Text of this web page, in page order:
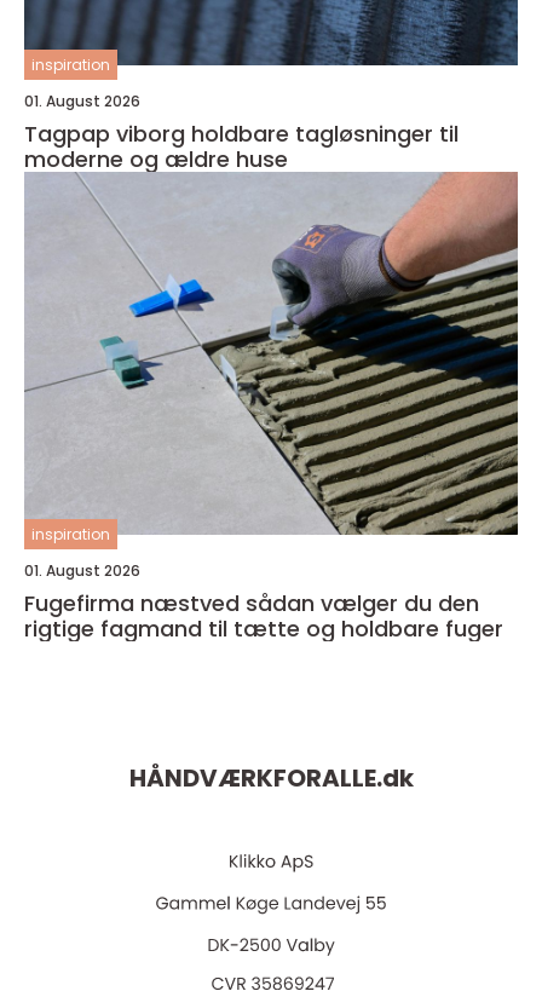
inspiration
01. August 2026
Tagpap viborg holdbare tagløsninger til
moderne og ældre huse
inspiration
01. August 2026
Fugefirma næstved sådan vælger du den
rigtige fagmand til tætte og holdbare fuger
HÅNDVÆRKFORALLE.dk